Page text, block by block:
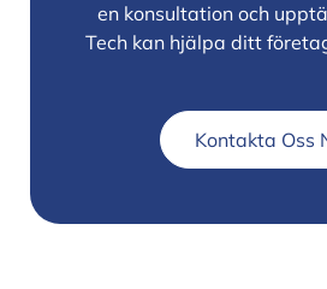
en konsultation och
Tech kan hjälpa ditt
Kontakta Oss